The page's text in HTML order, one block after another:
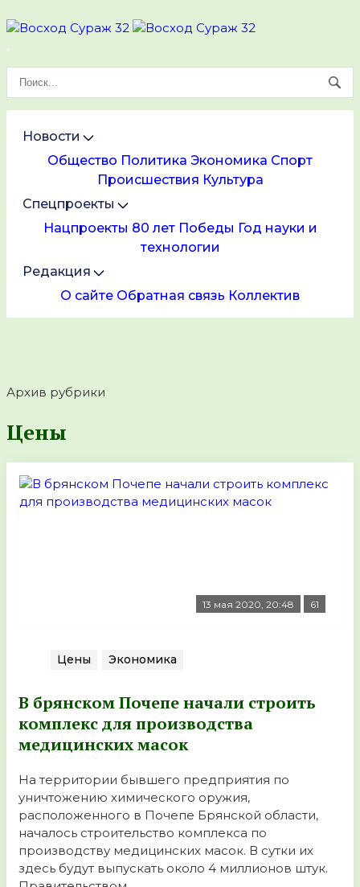
Новости
Общество Политика Экономика Спорт
Происшествия Культура
Спецпроекты
Нацпроекты 80 лет Победы Год науки и
технологии
Редакция
О сайте Обратная связь Коллектив
Архив рубрики
Цены
13 мая 2020, 20:48 61
Цены Экономика
В брянском Почепе начали строить
комплекс для производства
медицинских масок
На территории бывшего предприятия по
уничтожению химического оружия,
расположенного в Почепе Брянской области,
началось строительство комплекса по
производству медицинских масок. В сутки их
здесь будут выпускать около 4 миллионов штук.